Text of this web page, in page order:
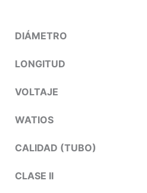
DIÁMETRO
LONGITUD
VOLTAJE
WATIOS
CALIDAD (TUBO)
CLASE II